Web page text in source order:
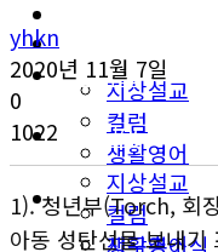
오피니언
지상설교
컬럼
생활영어
미국뉴스
지구촌소식
이민뉴스
오피니언
지상설교
컬럼
생활영어
yhkn
2020년 11월 7일
0
1022
1). 청년부(Torch, 회
아동 성탄선물 보내